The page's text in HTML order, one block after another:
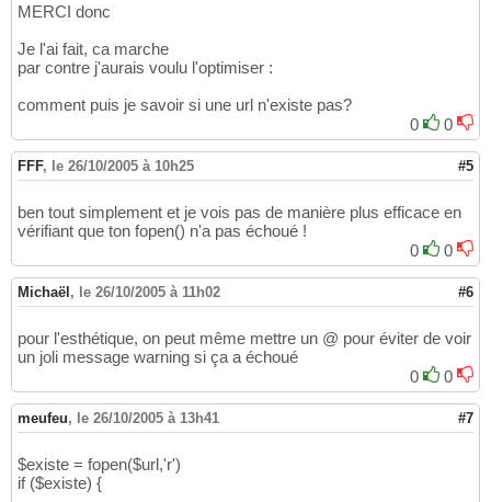
MERCI donc
Je l'ai fait, ca marche
par contre j'aurais voulu l'optimiser :
comment puis je savoir si une url n'existe pas?
0
0
FFF, le 26/10/2005 à 10h25 #5
ben tout simplement et je vois pas de manière plus efficace en
vérifiant que ton fopen() n'a pas échoué !
0
0
Michaël , le 26/10/2005 à 11h02 #6
pour l'esthétique, on peut même mettre un @ pour éviter de voir
un joli message warning si ça a échoué
0
0
meufeu, le 26/10/2005 à 13h41 #7
$existe = fopen($url,'r')
if ($existe) {